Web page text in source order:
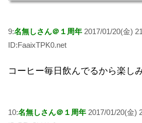
9:名無しさん＠１周年 2017/01/20(金)
ID:FaaixTPK0.net
コーヒー毎日飲んでるから楽し
10:名無しさん＠１周年 2017/01/20(金)